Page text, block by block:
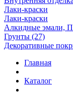
Лаки-краски
Лаки-краски
Алкидные эмали,
Грунты (27)
Декоративные
Главная
Каталог